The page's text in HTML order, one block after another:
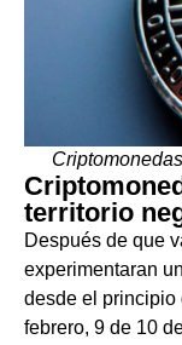
territorio
Después de que
experimentaran
desde el principio
febrero, 9 de 10